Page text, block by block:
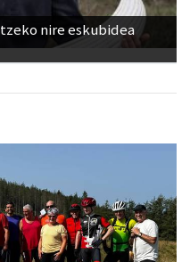
nire eskubidea